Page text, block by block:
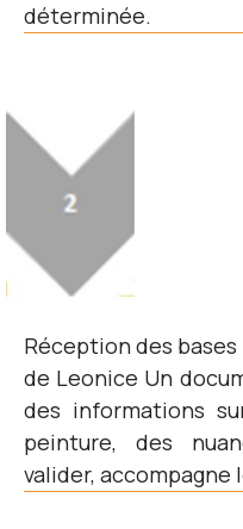
déterminée.
Réception des
de Leonice Un
des informations
peinture, des
valider, accompagne